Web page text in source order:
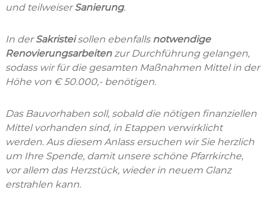
und teilweiserSanierung.
In derSakristeisollen ebenfalls notwendige
Renovierungsarbeitenzur Durchführung gelangen,
sodass wir für die gesamten Maßnahmen Mittel in der
Höhe von € 50.000,- benötigen.
Das Bauvorhaben soll, sobald die nötigen finanziellen
Mittel vorhanden sind, in Etappen verwirklicht
werden. Aus diesem Anlass ersuchen wir Sie herzlich
um Ihre Spende, damit unsere schöne Pfarrkirche,
vor allem das Herzstück, wieder in neuem Glanz
erstrahlen kann.